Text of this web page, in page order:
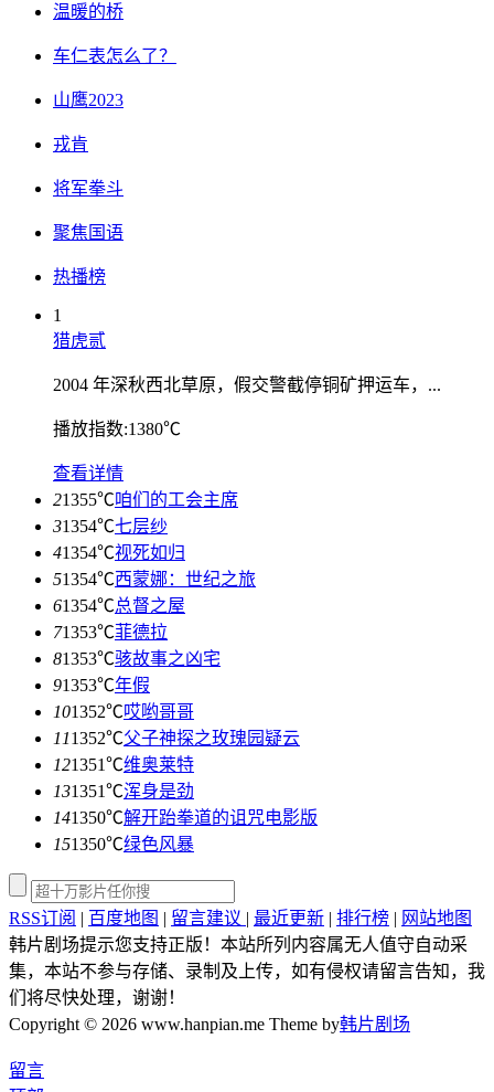
温暖的桥
车仁表怎么了？
山鹰2023
戎肯
将军拳斗
聚焦国语
热播榜
1
猎虎贰
2004 年深秋西北草原，假交警截停铜矿押运车，...
播放指数:1380℃
查看详情
21355℃咱们的工会主席
31354℃七层纱
41354℃视死如归
51354℃西蒙娜：世纪之旅
61354℃总督之屋
71353℃菲德拉
81353℃骇故事之凶宅
91353℃年假
101352℃哎哟哥哥
111352℃父子神探之玫瑰园疑云
121351℃维奥莱特
131351℃浑身是劲
141350℃解开跆拳道的诅咒电影版
151350℃绿色风暴
RSS订阅 | 百度地图 | 留言建议 | 最近更新 | 排行榜 | 网站地图
韩片剧场提示您支持正版！本站所列内容属无人值守自动采
集，本站不参与存储、录制及上传，如有侵权请留言告知，我
们将尽快处理，谢谢！
Copyright © 2026 www.hanpian.me Theme by韩片剧场
留言